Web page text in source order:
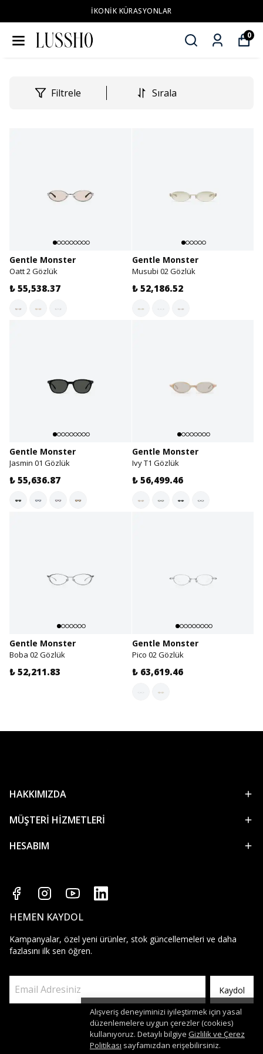
İKONİK KÜRASYONLAR
0
Alışveriş deneyiminizi iyileştirmek için yasal
düzenlemelere uygun çerezler (cookies)
kullanıyoruz. Detaylı bilgiye Gizlilik ve Çerez
Politikası sayfamızdan erişebilirsiniz.
Filtrele Sırala
Gentle Monster
Oatt 2 Gözlük
₺ 55,538.37
Gentle Monster
Musubi 02 Gözlük
₺ 52,186.52
Gentle Monster
Jasmin 01 Gözlük
₺ 55,636.87
Gentle Monster
Ivy T1 Gözlük
₺ 56,499.46
Gentle Monster
Boba 02 Gözlük
₺ 52,211.83
Gentle Monster
Pico 02 Gözlük
₺ 63,619.46
HAKKIMIZDA
MÜŞTERİ HİZMETLERİ
HESABIM
HEMEN KAYDOL
Kampanyalar, özel yeni ürünler, stok güncellemeleri ve daha
fazlasını ilk sen öğren.
Kaydol